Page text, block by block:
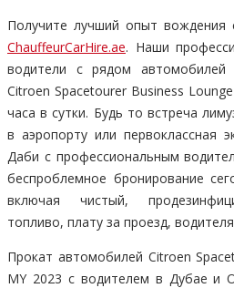
Получите лучший опыт
ChauffeurCarHire.ae. Наши
водители с рядом автомобилей
Citroen Spacetourer Business
часа в сутки. Будь то встреча
в аэропорту или первоклассная
Даби с профессиональным
беспроблемное бронирование
включая чистый,
топливо, плату за проезд,
Прокат автомобилей Citroen
MY 2023 с водителем в Дубае и